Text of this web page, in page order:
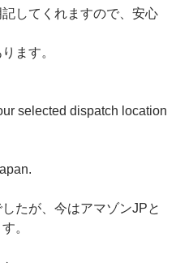
してくれますので、安心
ます。
selected dispatch location
たが、今はアマゾンJPと
。